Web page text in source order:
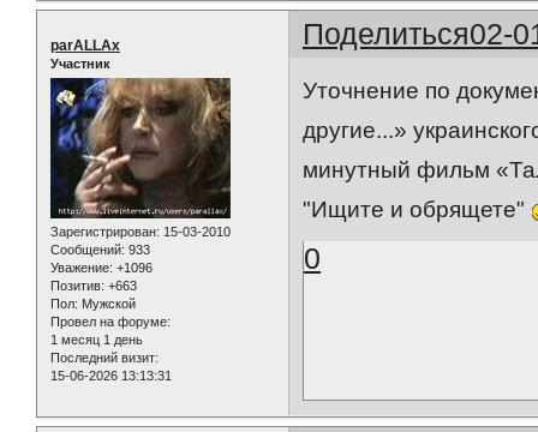
Поделиться02-
parALLAx
Участник
Зарегистрирован: 15-03-2010
Сообщений: 933
Уважение: +1096
Позитив: +663
Пол: Мужской
Провел на форуме:
1 месяц 1 день
Последний визит:
15-06-2026 13:13:31
Уточнение по
другие...»
минутный фильм
"Ищите и обрящете"
0